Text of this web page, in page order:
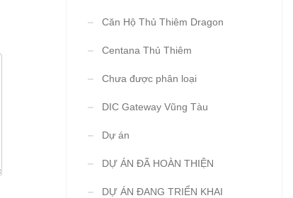
Căn Hộ Thủ Thiêm Dragon
Centana Thủ Thiêm
Chưa được phân loại
DIC Gateway Vũng Tàu
Dự án
DỰ ÁN ĐÃ HOÀN THIỆN
DỰ ÁN ĐANG TRIỂN KHAI